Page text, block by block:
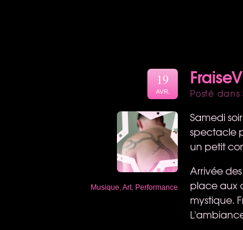
Posté dans
19
AVR.
Musique Art, Performance
Samedi
spectacle
un petit
Arrivée
place aux
mystique.